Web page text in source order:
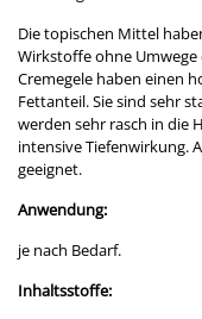
Die topischen Mittel
Wirkstoffe ohne
Cremegele haben einen
Fettanteil. Sie sind sehr
werden sehr rasch in die
intensive Tiefenwirkung.
Anwendung:
je nach Bedarf.
Inhaltsstoffe: